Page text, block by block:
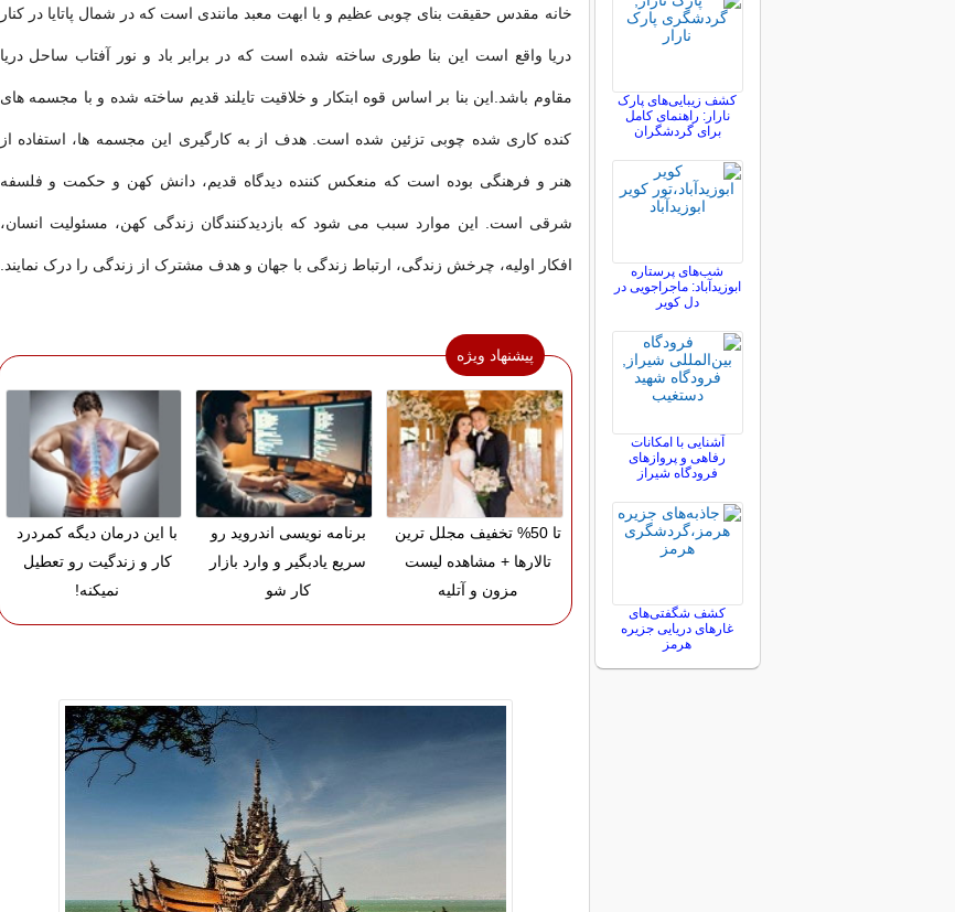
خانه مقدس حقیقت بنای چوبی عظیم و با ابهت معبد مانندی است که در شمال پاتایا در کنار
دریا واقع است این بنا طوری ساخته شده است که در برابر باد و نور آفتاب ساحل دریا
مقاوم باشد.این بنا بر اساس قوه ابتکار و خلاقیت تایلند قدیم ساخته شده و با مجسمه های
کنده کاری شده چوبی تزئین شده است. هدف از به کارگیری این مجسمه ها، استفاده از
هنر و فرهنگی بوده است که منعکس کننده دیدگاه قدیم، دانش کهن و حکمت و فلسفه
شرقی است. این موارد سبب می شود که بازدیدکنندگان زندگی کهن، مسئولیت انسان،
افکار اولیه، چرخش زندگی، ارتباط زندگی با جهان و هدف مشترک از زندگی را درک نمایند.
پیشنهاد ویژه
تا 50% تخفیف مجلل ترین
تالارها + مشاهده لیست
مزون و آتلیه
برنامه نویسی اندروید رو
سریع یادبگیر و وارد بازار
کار شو
با این درمان دیگه کمردرد
کار و زندگیت رو تعطیل
نمیکنه!
کشف زیبایی‌های پارک
نارار: راهنمای کامل
برای گردشگران
شب‌های پرستاره
ابوزیدآباد: ماجراجویی در
دل کویر
آشنایی با امکانات
رفاهی و پروازهای
فرودگاه شیراز
کشف شگفتی‌های
غارهای دریایی جزیره
هرمز